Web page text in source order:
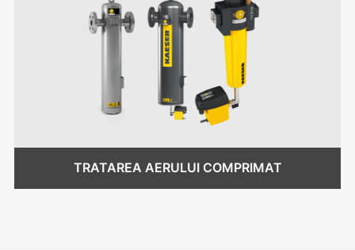
TRATAREA AERULUI COMPRIMAT